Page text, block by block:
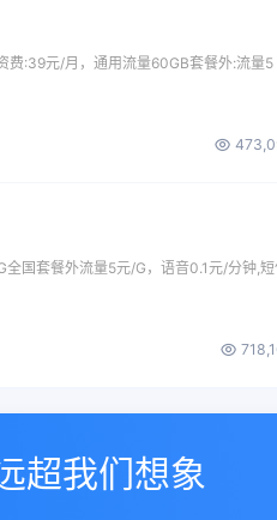
费:39元/月，通用流量60GB套餐外:流量5
全国套餐外流量5元/G，语音0.1元/分钟,
超我们想象